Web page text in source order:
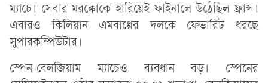
ম্যাচে। সেবার মরক্কোকে হারিয়েই ফাইনালে উঠেছিল ফ্রান্স।
এবারও কিলিয়ান এমবাপ্পের দলকে ফেভারিট ধরছে
সুপারকম্পিউটার।
স্পেন-বেলজিয়াম ম্যাচেও ব্যবধান বড়। স্পেনের